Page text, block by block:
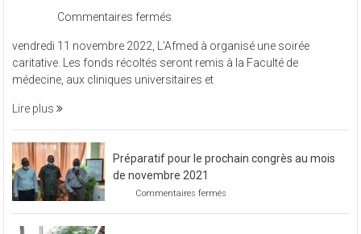
Commentaires fermés
à
organisé
une
vendredi 11 novembre 2022, L’Afmed à organisé une soirée
caritative. Les fonds récoltés seront remis à la Faculté de
médecine, aux cliniques universitaires et
Lire plus
Préparatif pour le prochain congrès au mois
de novembre 2021
Commentaires fermés